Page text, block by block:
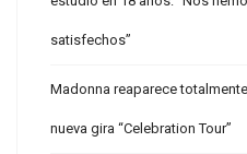
satisfechos”
Madonna reaparece
nueva gira “Celebration Tour”